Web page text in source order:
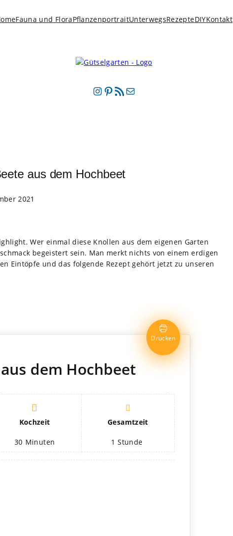
Fauna und FloraPflanzenportraitUnterwegsRezepteDIYKontakt
Instagram
Pinterest
RSS-Feed
E-Mail
aus dem Hochbeet
2021
Wer ein­mal diese Knol­len aus dem eige­nen Gar­ten
begeis­tert sein. Man merkt nichts von einem erdi­gen
Ein­töpfe und das fol­gende Rezept gehört jetzt zu unse­ren
Dru­cken
dem Hochbeet
Koch­zeit
30 Minu­ten
Gesamt­zeit
1 Stunde